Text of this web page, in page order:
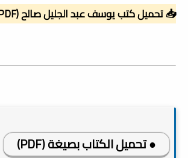
📥 تحميل كتب يوسف عبد الجليل صالح (PDF)
● تحميل الكتاب بصيغة (PDF)